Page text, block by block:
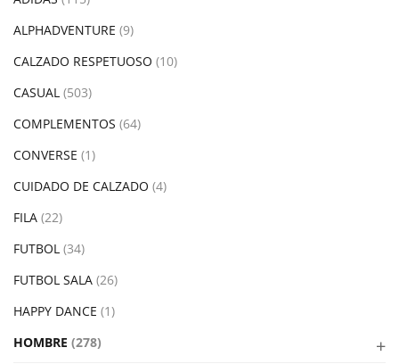
ALPHADVENTURE (9)
CALZADO RESPETUOSO (10)
CASUAL (503)
COMPLEMENTOS (64)
CONVERSE (1)
CUIDADO DE CALZADO (4)
FILA (22)
FUTBOL (34)
FUTBOL SALA (26)
HAPPY DANCE (1)
HOMBRE (278)